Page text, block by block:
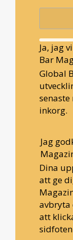
Ja, jag
Bar
Global
inkorg.
Jag
Dina
att ge
avbryta
att